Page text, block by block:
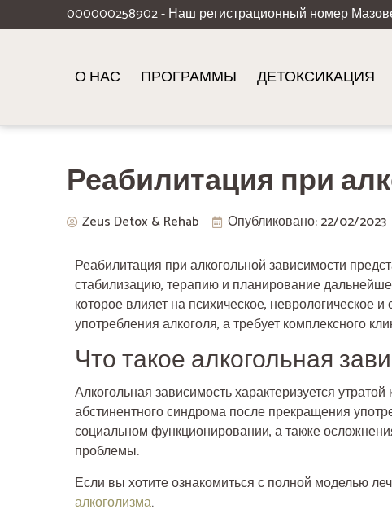
000000258902 - Наш регистрационный номер
О НАС ПРОГРАММЫ ДЕТОКСИКАЦИЯ
Реабилитация при
Zeus Detox & Rehab Опубликовано:22/02/2023
Реабилитация при алкогольной зависимости
стабилизацию, терапию и планирование
которое влияет на психическое,
употребления алкоголя, а требует комплексного
Что такое алкогольная
Алкогольная зависимость характеризуется
абстинентного синдрома после прекращения
социальном функционировании, а также
проблемы.
Если вы хотите ознакомиться с полной моделью
алкоголизма.